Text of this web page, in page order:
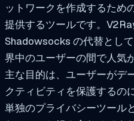
ットワークを作成するため
提供するツールです。
Shadowsocks の代替とし
界中のユーザーの間で人気
主な目的は、ユーザーがデ
クティビティを保護するの
単独のプライバシーツール